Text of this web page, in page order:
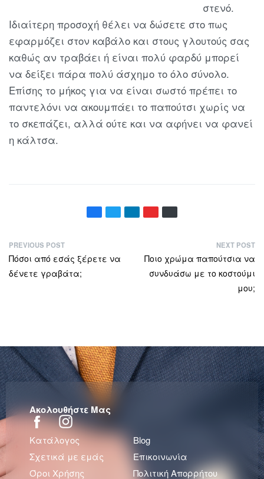
στενό.
Ιδιαίτερη προσοχή θέλει να δώσετε στο πως
εφαρμόζει στον καβάλο και στους γλουτούς σας
καθώς αν τραβάει ή είναι πολύ φαρδύ μπορεί
να δείξει πάρα πολύ άσχημο το όλο σύνολο.
Επίσης το μήκος για να είναι σωστό πρέπει το
παντελόνι να ακουμπάει το παπούτσι χωρίς να
το σκεπάζει, αλλά ούτε και να αφήνει να φανεί
η κάλτσα.
PREVIOUS POST
Πόσοι από εσάς ξέρετε να
δένετε γραβάτα;
NEXT POST
Ποιο χρώμα παπούτσια να
συνδυάσω με το κοστούμι
μου;
Ακολουθήστε Μας
Κατάλογος
Blog
Σχετικά με εμάς
Επικοινωνία
Όροι Χρήσης
Πολιτική Απορρήτου